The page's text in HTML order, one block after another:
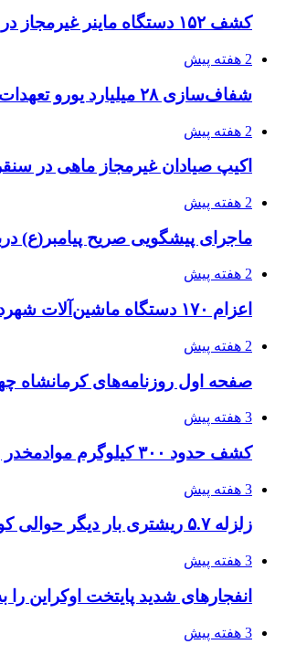
کشف ۱۵۲ دستگاه ماینر غیرمجاز در لرستان
2 هفته پیش
شفاف‌سازی ۲۸ میلیارد یورو تعهدات ارزی
2 هفته پیش
اکیپ صیادان غیرمجاز ماهی در
2 هفته پیش
ماجرای پیشگویی صریح پیامبر(ع)
2 هفته پیش
اعزام ۱۷۰ دستگاه ماشین‌آلات شهرداری تهران برای مراسم اربعین
2 هفته پیش
صفحه اول روزنامه‌های کرمانشاه
3 هفته پیش
کشف حدود ۳۰۰ کیلوگرم موادمخدر و ۶ قبضه سلاح در سیستان و بلوچستان
3 هفته پیش
زلزله ۵.۷ ریشتری بار دیگر حوالی کوزران کرمانشاه را لرزاند
3 هفته پیش
انفجارهای شدید پایتخت اوکراین را
3 هفته پیش